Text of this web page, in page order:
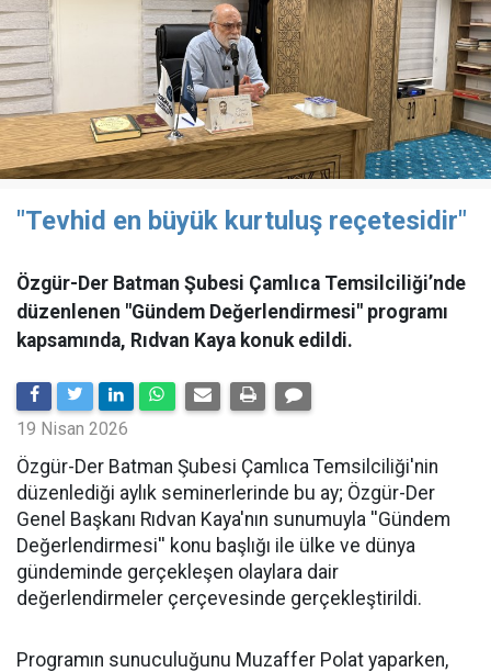
"Tevhid en büyük kurtuluş reçetesidir"
Özgür-Der Batman Şubesi Çamlıca Temsilciliği’nde
düzenlenen "Gündem Değerlendirmesi" programı
kapsamında, Rıdvan Kaya konuk edildi.
19 Nisan 2026
​Özgür-Der Batman Şubesi Çamlıca Temsilciliği'nin
düzenlediği aylık seminerlerinde bu ay; Özgür-Der
Genel Başkanı Rıdvan Kaya'nın sunumuyla ''Gündem
Değerlendirmesi'' konu başlığı ile ülke ve dünya
gündeminde gerçekleşen olaylara dair
değerlendirmeler çerçevesinde gerçekleştirildi.
Programın sunuculuğunu Muzaffer Polat yaparken,